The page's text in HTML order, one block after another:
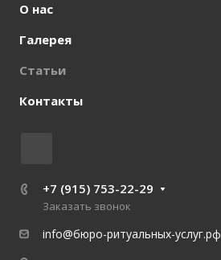
О нас
Галерея
Статьи
Контакты
+7 (915) 753-22-29
Заказать звонок
info@бюро-ритуальных-услуг.рф